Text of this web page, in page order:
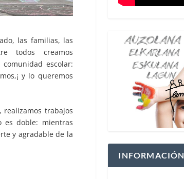
las familias, las
todos creamos
escolar:
y lo queremos
trabajos
es doble: mientras
y agradable de la
INFORMACIÓN